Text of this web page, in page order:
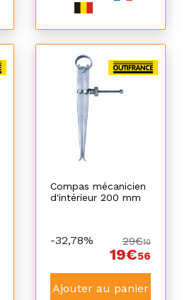
Compas mécanicien
d'intérieur 200 mm
-32,78% 29€10
19€56
Ajouter au panier